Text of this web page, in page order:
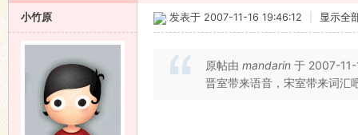
小竹原 发表于 2007-11-16 19:46:12 显示全
原帖由 mandarin 于 2007-
晋室带来语音，宋室带来词汇